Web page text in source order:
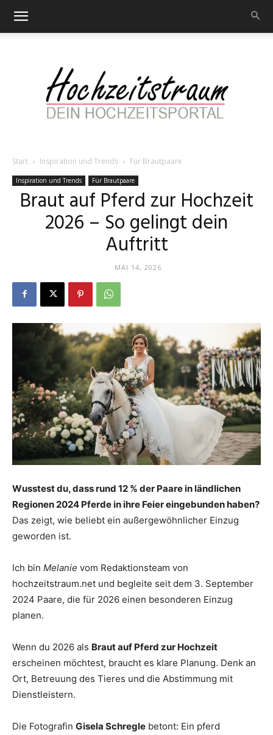
Hochzeitstraum
–
Portal
rund
um
das
Start Inspiration und Trends Für Brautpaare
Inspiration und Trends Für Brautpaare
Braut auf Pferd zur Hochzeit
2026 – So gelingt dein
Auftritt
MAI 14, 2026
Wusstest du, dass rund 12 % der Paare in ländlichen
Regionen 2024 Pferde in ihre Feier eingebunden haben?
Das zeigt, wie beliebt ein außergewöhnlicher Einzug
geworden ist.
Ich bin Melanie vom Redaktionsteam von
hochzeitstraum.net und begleite seit dem 3. September
2024 Paare, die für 2026 einen besonderen Einzug
planen.
Wenn du 2026 als Braut auf Pferd zur Hochzeit
erscheinen möchtest, braucht es klare Planung. Denk an
Ort, Betreuung des Tieres und die Abstimmung mit
Dienstleistern.
Die Fotografin Gisela Schregle betont: Ein pferd